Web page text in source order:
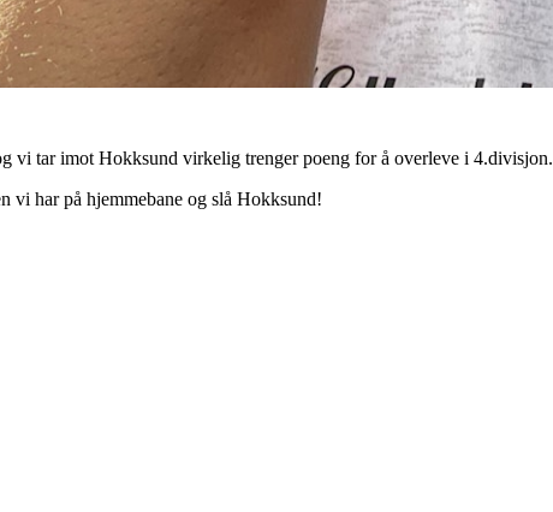
vi tar imot Hokksund virkelig trenger poeng for å overleve i 4.divisjon.
vi har på hjemmebane og slå Hokksund!